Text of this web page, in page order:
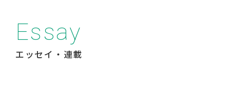
Essay
エッセイ・連載